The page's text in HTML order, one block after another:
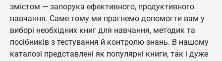
змістом — запорука ефективного, продуктивного
навчання. Саме тому ми прагнемо допомогти вам у
виборі необхідних книг для навчання, методик та
посібників з тестування й контролю знань. В нашому
каталозі представлені як популярні книги, так і дуже